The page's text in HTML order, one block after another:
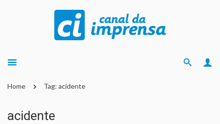
Home Tag: acidente
acidente